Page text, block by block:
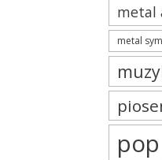
metal
metal
pop